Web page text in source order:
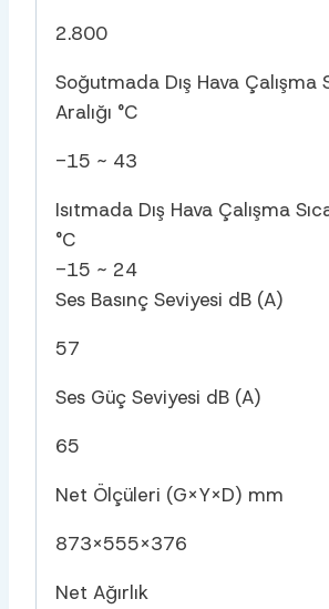
2.800
Soğutmada Dış Hava Çalışma
Aralığı °C
-15 ~ 43
Isıtmada Dış Hava Çalışma
°C
-15 ~ 24
Ses Basınç Seviyesi dB (A)
57
Ses Güç Seviyesi dB (A)
65
Net Ölçüleri (G×Y×D) mm
873×555×376
Net Ağırlık